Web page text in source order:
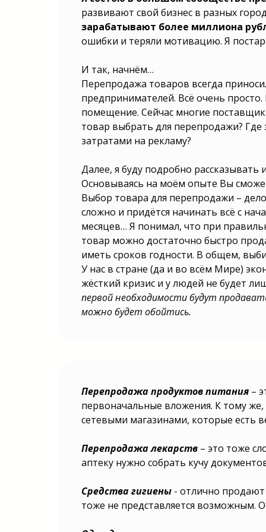
развивают свой бизнес в разных
зарабатывают более миллиона
ошибки и теряли мотивацию. Я
И так, начнём…
Перепродажа товаров всегда
предпринимателей. Всё очень
помещение. Сейчас многие
товар выбрать для перепродажи?
затратами на рекламу?
Далее, я буду подробно рассказывать
Основываясь на моём опыте Вы
Выбор товара для перепродажи –
сложно и придётся начинать всё с
месяцев… Я понимал, что при
товар можно достаточно быстро
иметь сроков годности. В общем,
У нас в стране (да и во всём Мире)
жёсткий кризис и у людей не будет
первой необходимости будут
можно будет обойтись.
вступить на путь коммерции?
закупку товаров из Китая?
торговлю оптом и в
предпринимателю открыть новое
Как запустить процесс продаж
торговой операции? Как
активностью в бизнесе? Как
определённом секторе? Как
минимальными вложениями? Как
проект в индустрии? Как
новой идеей? Как запустить
Как предпринимателю начать с
Как открыть стартап в
гешефт с экономией? Как дать
концепту? Как взорваться
фирму с понятной идеей? Как
начинание?
Перепродажа продуктов питания –
первоначальные вложения. К тому
сетевыми магазинами, которые есть
Перепродажа лекарств – это тоже
аптеку нужно собрать кучу
Средства гигиены - отлично
тоже не представляется возможным.
Как пора дать старт
начать торговать на
Как предпринимателю вступить в
Как запустить стартап в
открыть фирму в частном
Как затеять прибыльное
положить начало интернет-
вступить на путь коммерции?
предпринимателю открыть
Как запустить процесс продаж
завести выгодное предприятие?